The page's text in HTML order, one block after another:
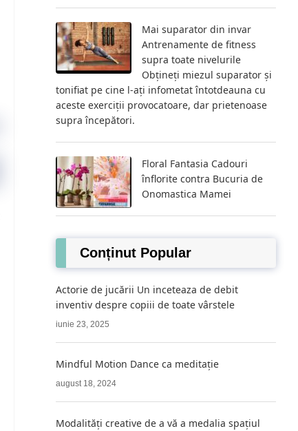
Mai suparator din invar
Antrenamente de fitness
supra toate nivelurile
Obțineți miezul suparator și
tonifiat pe cine l-ați infometat întotdeauna cu
aceste exerciții provocatoare, dar prietenoase
supra începători.
Floral Fantasia Cadouri
înflorite contra Bucuria de
Onomastica Mamei
Conținut Popular
Actorie de jucării Un inceteaza de debit
inventiv despre copiii de toate vârstele
iunie 23, 2025
Mindful Motion Dance ca meditație
august 18, 2024
Modalități creative de a vă a medalia spațiul